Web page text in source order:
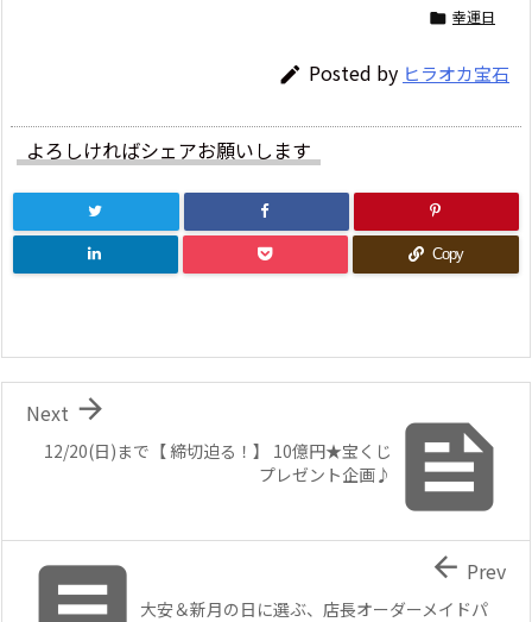
 幸運日
 Posted by ヒラオカ宝石
よろしければシェアお願いします
Copy

12/20(日)まで【 締切迫る！】 10億円★宝くじ
プレゼント企画♪

Next
大安＆新月の日に選ぶ、店長オーダーメイドパ
 Prev